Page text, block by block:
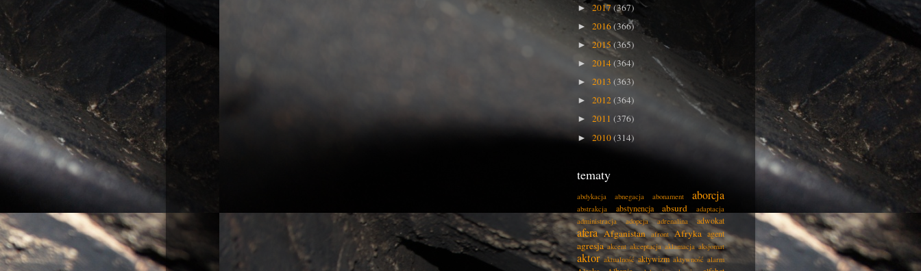
►2017(367)
► 2016(366)
► 2015(365)
► 2014(364)
► 2013 (363)
► 2012(364)
► 2011 (376)
► 2010(314)
tematy
abdykacja abnegacja abonament aborcja
abstrakcja abstynencja absurd
adaptacja
administracja
adopcja adrenalina adwokat
afera Afganistan afront Afryka agent
agresja akcent akceptacja aklamacja aksjomat
aktor aktualność aktywizm aktywność alarm